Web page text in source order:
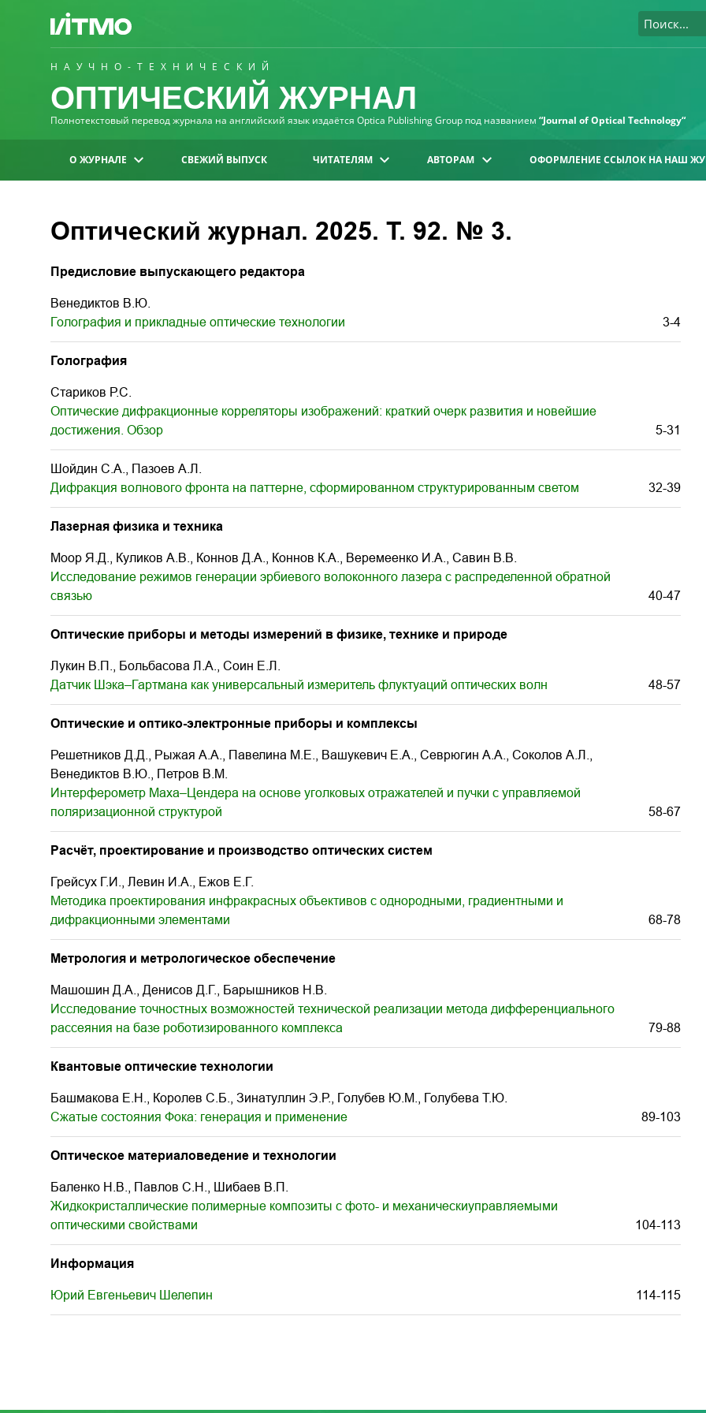
НАУЧНО-ТЕХНИЧЕСКИЙ
ОПТИЧЕСКИЙ ЖУРНАЛ
Полнотекстовый перевод журнала на английский язык издаётся Optica Publishing Group под названием “Journal of Optical Technology“
О ЖУРНАЛЕ СВЕЖИЙ ВЫПУСК ЧИТАТЕЛЯМ АВТОРАМ ОФОРМЛЕНИЕ ССЫЛОК НА НАШ
Оптический журнал. 2025. Т. 92. № 3.
Предисловие выпускающего редактора
Венедиктов В.Ю.
Голография и прикладные оптические технологии
3-4
Голография
Стариков Р.С.
Оптические дифракционные корреляторы изображений: краткий очерк развития и новейшие
достижения. Обзор
5-31
Шойдин С.А., Пазоев А.Л.
Дифракция волнового фронта на паттерне, сформированном структурированным светом
32-39
Лазерная физика и техника
Моор Я.Д., Куликов А.В., Коннов Д.А., Коннов К.А., Веремеенко И.А., Савин В.В.
Исследование режимов генерации эрбиевого волоконного лазера с распределенной обратной
связью
40-47
Оптические приборы и методы измерений в физике, технике и природе
Лукин В.П., Больбасова Л.А., Соин Е.Л.
Датчик Шэка–Гартмана как универсальный измеритель флуктуаций оптических волн
48-57
Оптические и оптико-электронные приборы и комплексы
Решетников Д.Д., Рыжая А.А., Павелина М.Е., Вашукевич Е.А., Севрюгин А.А., Соколов А.Л.,
Венедиктов В.Ю., Петров В.М.
Интерферометр Маха–Цендера на основе уголковых отражателей и пучки с управляемой
поляризационной структурой
58-67
Расчёт, проектирование и производство оптических систем
Грейсух Г.И., Левин И.А., Ежов Е.Г.
Методика проектирования инфракрасных объективов с однородными, градиентными и
дифракционными элементами
68-78
Метрология и метрологическое обеспечение
Машошин Д.А., Денисов Д.Г., Барышников Н.В.
Исследование точностных возможностей технической реализации метода дифференциального
рассеяния на базе роботизированного комплекса
79-88
Квантовые оптические технологии
Башмакова Е.Н., Королев С.Б., Зинатуллин Э.Р., Голубев Ю.М., Голубева Т.Ю.
Сжатые состояния Фока: генерация и применение
89-103
Оптическое материаловедение и технологии
Баленко Н.В., Павлов С.Н., Шибаев В.П.
Жидкокристаллические полимерные композиты с фото- и механическиуправляемыми
оптическими свойствами
104-113
Информация
Юрий Евгеньевич Шелепин 114-115